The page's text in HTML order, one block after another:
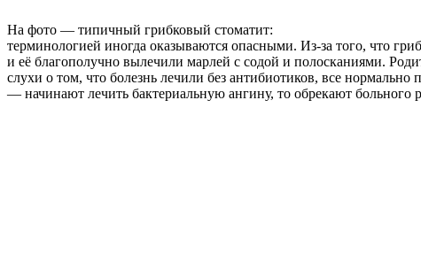
На фото — типичный грибковый стоматит:
терминологией иногда оказываются опасными. Из-за того, что
и её благополучно вылечили марлей с содой и полосканиями.
слухи о том, что болезнь лечили без антибиотиков, все
— начинают лечить бактериальную ангину, то обрекают